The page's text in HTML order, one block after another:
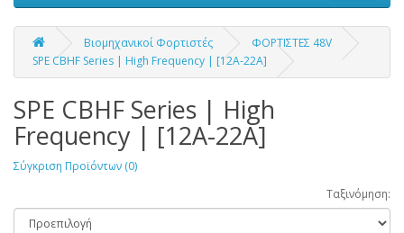
Βιομηχανικοί Φορτιστές
ΦΟΡΤΙΣΤΕΣ 48V
SPE CBHF Series | High Frequency | [12A-22A]
SPE CBHF Series | High
Frequency | [12A-22A]
Σύγκριση Προϊόντων (0)
Ταξινόμηση: